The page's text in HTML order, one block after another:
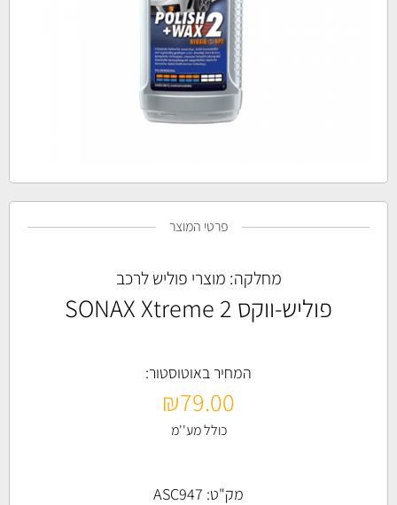
פרטי המוצר
מחלקה: מוצרי פוליש לרכב
פוליש-ווקס SONAX Xtreme 2
המחיר באוטוסטור:
₪79.00
כולל מע''מ
מק"ט: ASC947